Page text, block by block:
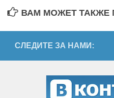
ВАМ МОЖЕТ ТАКЖЕ
СЛЕДИТЕ ЗА НАМИ: